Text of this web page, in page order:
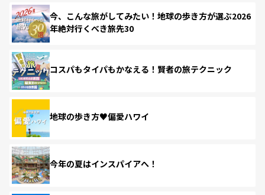
今、こんな旅がしてみたい！地球の歩き方が選ぶ2026
年絶対行くべき旅先30
コスパもタイパもかなえる！賢者の旅テクニック
地球の歩き方♥偏愛ハワイ
今年の夏はインスパイアへ！